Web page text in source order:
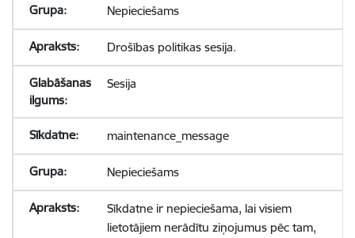
Nepieciešams
Drošības politikas sesija.
Sesija
maintenance_message
Nepieciešams
Sīkdatne ir nepieciešama, lai visiem
lietotājiem nerādītu ziņojumus pēc tam,